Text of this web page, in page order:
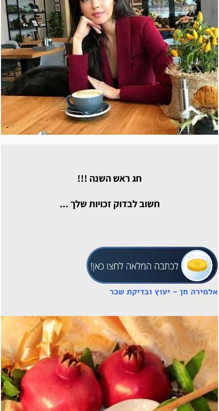
חג ראש השנה !!!
חשוב לבדוק זכויות שלך ...
אלמירה חן - יעוץ ובדיקת שכר